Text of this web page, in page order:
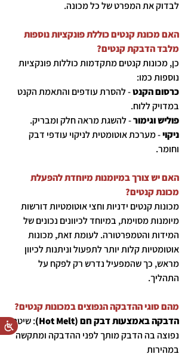
לבדוק את המפרט של כל מכונה.
האם מכונת קנטים כוללת פונקציות נוספות
מלבד הדבקת קנטים?
כן, מכונות קנטים מתקדמות כוללות פונקציות
נוספות כמו:
כרסום הקנט- להסרת עודפים והתאמת הקנט
במדויק ללוח.
פוליש וגימור- להשגת מראה חלק ומבריק.
ניקוי- מערכת אוטומטית לניקוי עודפי דבק
וחומר.
האם יש צורך במיומנות מיוחדת להפעלת
מכונת קנטים?
מכונות קנטים ידניות וחצי אוטומטיות דורשות
מיומנות מסוימת, במיוחד לכיוונים נכונים של
המידות והטמפרטורה. לעומת זאת, מכונות
אוטומטיות קלות יותר לתפעול וניתנות לכיוון
מראש, כך שהמפעיל נדרש רק לפקח על
התהליך.
מהם סוגי ההדבקה הנפוצים במכונות קנטים?
הדבקה באמצעות דבק חם (Hot Melt)
: שיטה
נפוצה בה הדבק מותך לפני ההדבקה ומתקשה
במהירות